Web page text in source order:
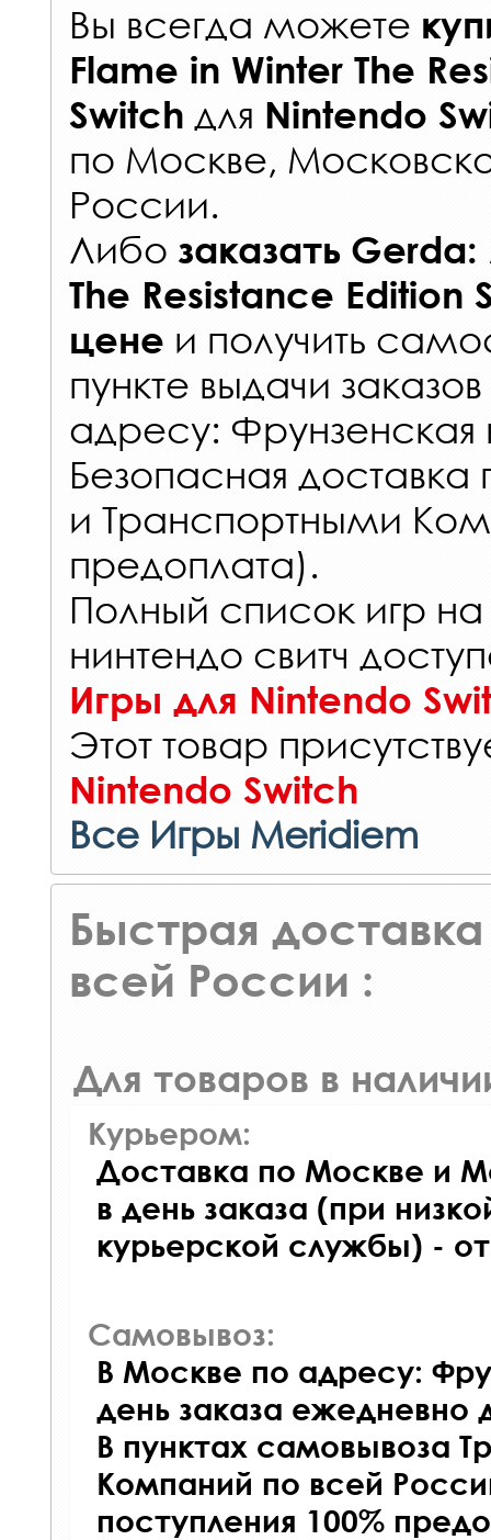
Вы всегда можете
Flame in Winter The
Switch для Nintendo
по Москве,
России.
Либо заказать Gerda:
The Resistance Edition
цене и получить
пункте выдачи заказов
адресу: Фрунзенская
Безопасная
и Транспортными
предоплата).
Полный список игр
нинтендо свитч
Игры для Nintendo
Этот товар
Nintendo Switch
Все Игры Meridiem
Быстрая доставка
всей России :
Для товаров в
Курьером:
Доставка по Москве и
в день заказа (при
курьерской службы) -
Самовывоз:
В Москве по адресу:
день заказа ежедневно
В пунктах самовывоза
Компаний по всей
поступления 100%